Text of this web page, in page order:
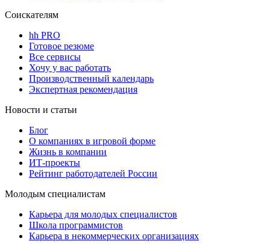
Соискателям
hh PRO
Готовое резюме
Все сервисы
Хочу у вас работать
Производственный календарь
Экспертная рекомендация
Новости и статьи
Блог
О компаниях в игровой форме
Жизнь в компании
ИТ-проекты
Рейтинг работодателей России
Молодым специалистам
Карьера для молодых специалистов
Школа программистов
Карьера в некоммерческих организациях